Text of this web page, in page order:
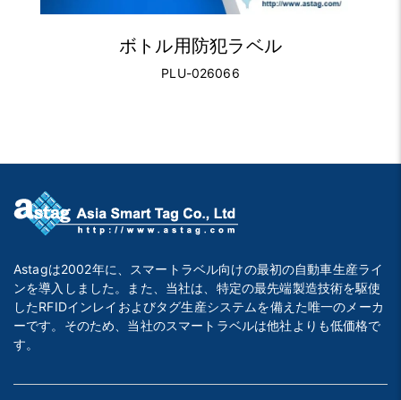
ボトル用防犯ラベル
PLU-026066
Astagは2002年に、スマートラベル向けの最初の自動車生産ライ
ンを導入しました。また、当社は、特定の最先端製造技術を駆使
したRFIDインレイおよびタグ生産システムを備えた唯一のメーカ
ーです。そのため、当社のスマートラベルは他社よりも低価格で
す。